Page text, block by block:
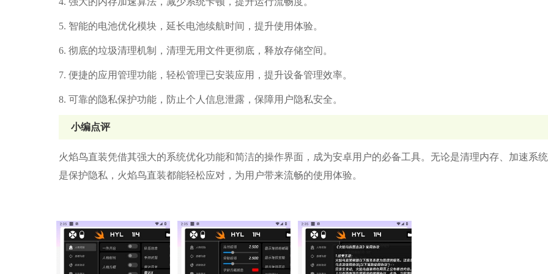
5. 智能的电池优化模块，延长电池续航时间，提升使用体验。
6. 彻底的垃圾清理机制，清理无用文件更彻底，释放存储空间。
7. 便捷的应用管理功能，轻松管理已安装应用，提升设备管理效率。
8. 可靠的隐私保护功能，防止个人信息泄露，保障用户隐私安全。
小编点评
火焰鸟直装凭借其强大的系统优化功能和简洁的操作界面，成为安卓用户的必备工具。无论是清理内存、加速系
是保护隐私，火焰鸟直装都能轻松应对，为用户带来流畅的使用体验。